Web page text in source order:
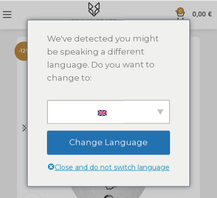
0 0,00 €
-12%
We've detected you might
be speaking a different
language. Do you want to
change to:
Change Language
Close and do not switch language